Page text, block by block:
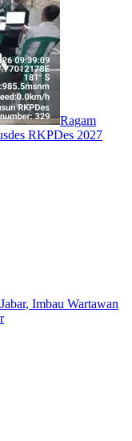
Ragam
RKPDes 2027
Imbau Wartawan